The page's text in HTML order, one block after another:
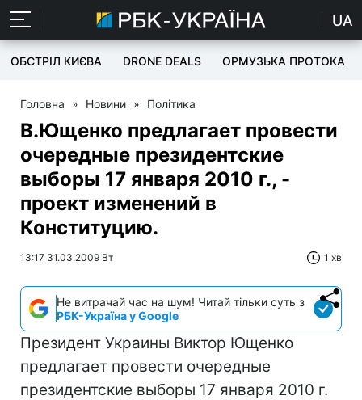
UA
ОБСТРІЛ КИЄВА DRONE DEALS ОРМУЗЬКА ПРОТОКА
Головна » Новини » Політика
В.Ющенко предлагает провести
очередные президентские
выборы 17 января 2010 г., -
проект изменений в
Конституцию.
13:17 31.03.2009 Вт 1 хв
Не витрачай час на шум! Читай тільки суть з
РБК-Україна у Google
Президент Украины Виктор Ющенко
предлагает провести очередные
президентские выборы 17 января 2010 г.